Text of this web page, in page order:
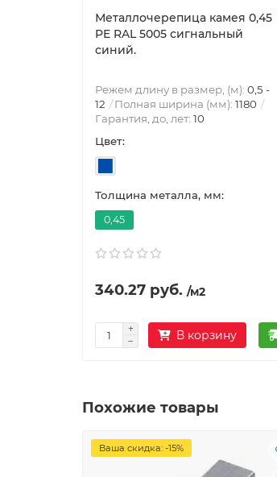
Металлочерепица камея 0,45
PE RAL 5005 сигнальный
синий.
Режем длину в размер, (м): 0,5 -
12
Полная ширина (мм): 1180
Гарантия, до, лет: 10
Цвет:
Толщина металла, мм:
0,45
340.27 руб. /м2
В корзину
Похожие товары
Ваша скидка: -15%